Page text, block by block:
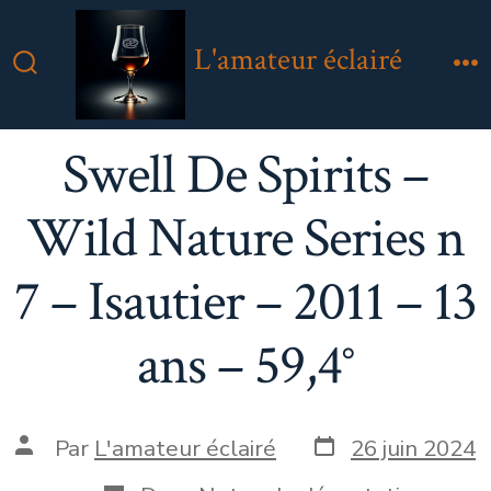
au
Bascule
Rechercher
L'amateur éclairé
Swell De Spirits –
Wild Nature Series n
7 – Isautier – 2011 – 13
ans – 59,4°
Auteur
Par L'amateur éclairé Date
de
26 juin 2024